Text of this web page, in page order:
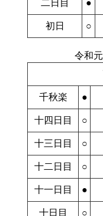
二日目 ●
初日 ○
令和
千秋楽 ●
十四日目 ○
十三日目 ○
十二日目 ○
十一日目 ●
十日目 ○